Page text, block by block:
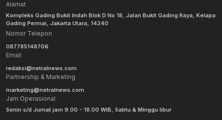
Alamat
Kompleks Gading Bukit Indah Blok D No 18, Jalan Bukit Gading Raya, Kelapa
Gading Permai, Jakarta Utara, 14240
Nomor Telepon
087785148706
Email
redaksi@netralnews.com
Partnership & Marketing
marketing@netralnews.com
Jam Operasional
Senin s/d Jumat jam 9.00 - 18.00 WIB, Sabtu & Minggu libur